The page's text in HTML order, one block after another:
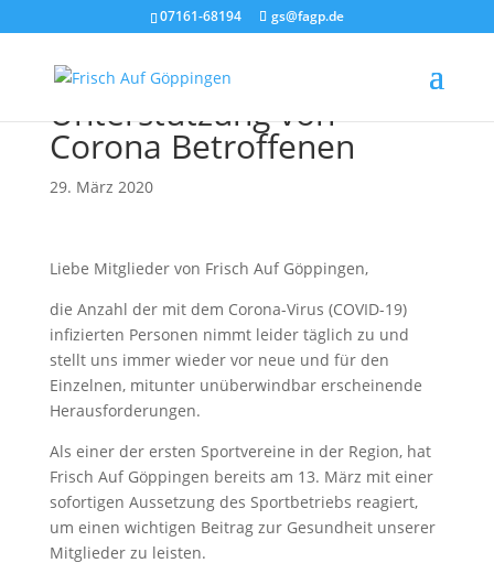
07161-68194 gs@fagp.de
Initiative zur
Unterstützung von
Corona Betroffenen
29. März 2020
Liebe Mitglieder von Frisch Auf Göppingen,
die Anzahl der mit dem Corona-Virus (COVID-19)
infizierten Personen nimmt leider täglich zu und
stellt uns immer wieder vor neue und für den
Einzelnen, mitunter unüberwindbar erscheinende
Herausforderungen.
Als einer der ersten Sportvereine in der Region, hat
Frisch Auf Göppingen bereits am 13. März mit einer
sofortigen Aussetzung des Sportbetriebs reagiert,
um einen wichtigen Beitrag zur Gesundheit unserer
Mitglieder zu leisten.